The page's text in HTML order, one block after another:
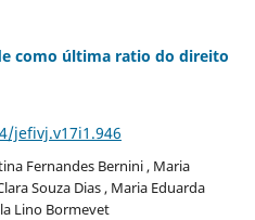
como última ratio do direito
jefivj.v17i1.946
Fernandes Bernini , Maria
Souza Dias , Maria Eduarda
Lino Bormevet